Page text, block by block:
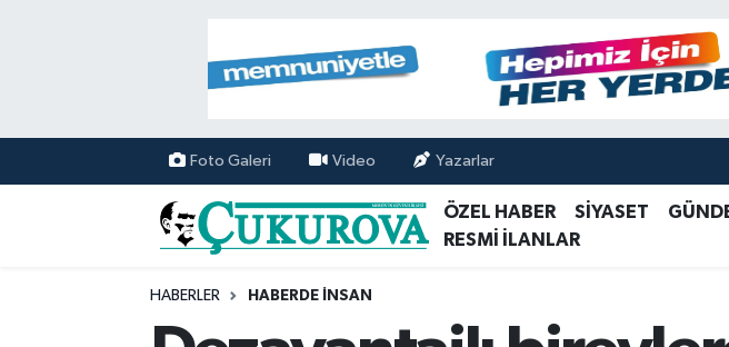
Foto Galeri Video Yazarlar
ÖZEL HABER SİYASET
RESMİ İLANLAR
HABERLER HABERDE İNSAN
Mersin Nöbetçi Eczaneler
Mersin Hava Durumu
Mersin Namaz Vakitleri
Mersin Trafik Yoğunluk Haritası